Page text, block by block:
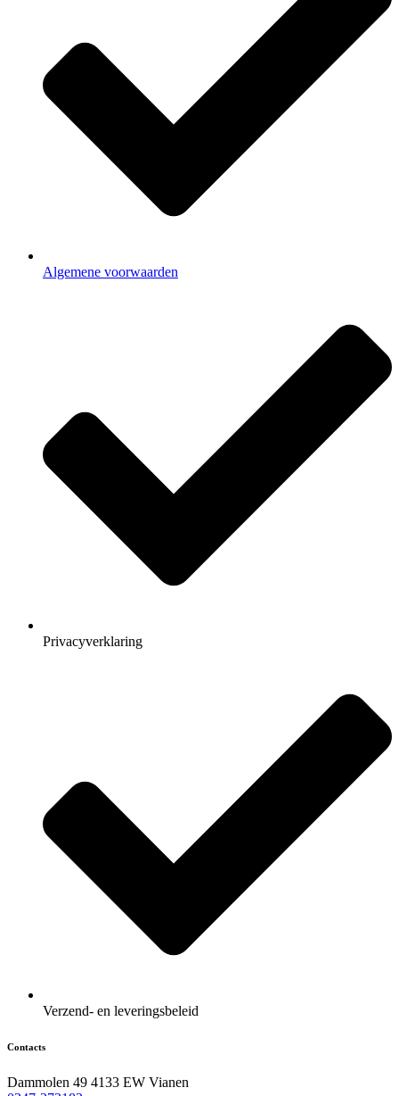
Algemene voorwaarden
Privacyverklaring
Verzend- en leveringsbeleid
Contacts
Dammolen 49 4133 EW Vianen